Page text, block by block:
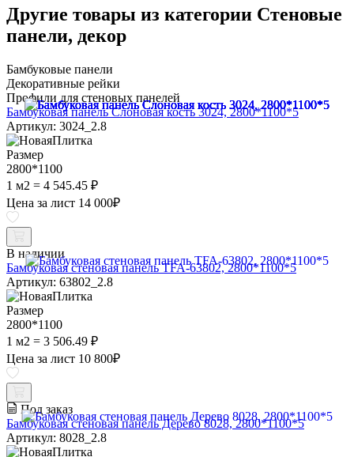
Другие товары из категории Стеновые
панели, декор
Бамбуковые панели
Декоративные рейки
Профили для стеновых панелей
Бамбуковая панель Слоновая кость 3024, 2800*1100*5
Артикул: 3024_2.8
Размер
2800*1100
1 м2 = 4 545.45 ₽
Цена за лист 14 000₽
В наличии
Бамбуковая стеновая панель TFA-63802, 2800*1100*5
Артикул: 63802_2.8
Размер
2800*1100
1 м2 = 3 506.49 ₽
Цена за лист 10 800₽
Под заказ
Бамбуковая стеновая панель Дерево 8028, 2800*1100*5
Артикул: 8028_2.8